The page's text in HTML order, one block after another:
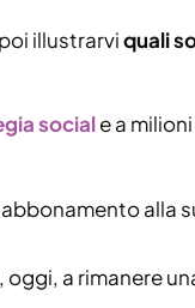
illustrarviquali
sociale a
alla
a rimanere